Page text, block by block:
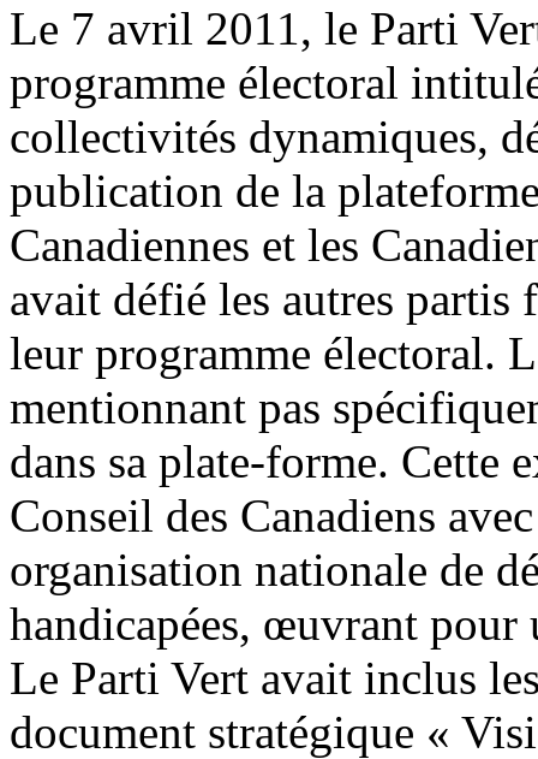
Le 7 avril 2011, le Parti
programme électoral
collectivités dynamiques,
publication de la
Canadiennes et les
avait défié les autres partis
leur programme électoral.
mentionnant pas
dans sa plate-forme. Cette
Conseil des Canadiens
organisation nationale de
handicapées, œuvrant pour
Le Parti Vert avait inclus
document stratégique «